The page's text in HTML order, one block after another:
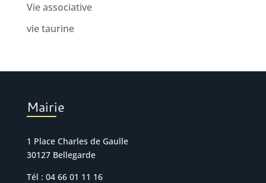
Vie associative
vie taurine
Mairie
1 Place Charles de Gaulle
30127 Bellegarde
Tél : 04 66 01 11 16